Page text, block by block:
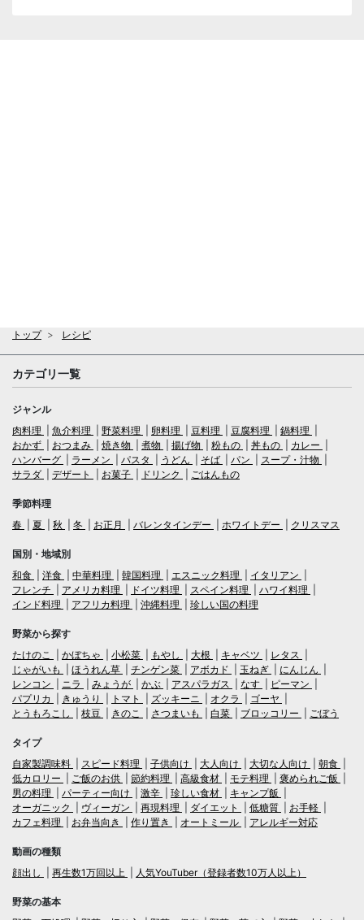
トップ レシピ
カテゴリ一覧
ジャンル
肉料理
魚介料理 野菜料理 卵料理 豆料理 豆腐料理
鍋料理
おかず
おつまみ 焼き物 煮物 揚げ物 粉もの 丼もの
カレー
ハンバーグ
ラーメン パスタ うどん そば パン
スープ・汁物
サラダ
デザート お菓子 ドリンク ごはんもの
季節料理
春
夏 秋 冬 お正月 バレンタインデー ホワイトデー クリスマス
国別・地域別
和食
洋食 中華料理 韓国料理 エスニック料理
イタリアン
フレンチ
アメリカ料理 ドイツ料理 スペイン料理
ハワイ料理
インド料理
アフリカ料理 沖縄料理 珍しい国の料理
野菜から探す
たけのこ
かぼちゃ 小松菜 もやし 大根 キャベツ
レタス
じゃがいも
ほうれん草 チンゲン菜 アボカド 玉ねぎ
にんじん
レンコン
ニラ みょうが かぶ アスパラガス なす
ピーマン
パプリカ
きゅうり トマト ズッキーニ オクラ
ゴーヤ
とうもろこし
枝豆 きのこ さつまいも 白菜 ブロッコリー ごぼう
タイプ
自家製調味料
スピード料理 子供向け 大人向け 大切な人向け
朝食
低カロリー
ご飯のお供 節約料理 高級食材 モテ料理
褒められご飯
男の料理
パーティー向け 激辛 珍しい食材
キャンプ飯
オーガニック
ヴィーガン 再現料理 ダイエット 低糖質
お手軽
カフェ料理
お弁当向き 作り置き オートミール アレルギー対応
動画の種類
顔出し
再生数1万回以上 人気YouTuber（登録者数10万人以上）
野菜の基本